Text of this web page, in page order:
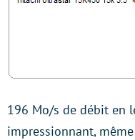
196 Mo/s de débit en
impressionnant,